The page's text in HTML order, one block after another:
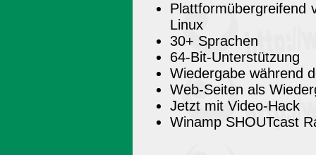
Plattformübergreifend
Linux
30+ Sprachen
64-Bit-Unterstützung
Wiedergabe während
Web-Seiten als
Jetzt mit Video-Hack
Winamp SHOUTcast